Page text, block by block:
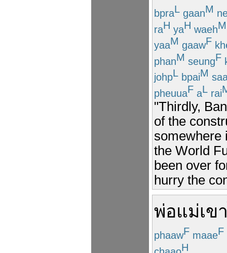
bpraL gaanM
raH yaH waehM
yaaM gaawF
phanM seungF
johpL bpaiM
pheuuaF aL rai
"Thirdly,
of the
somewhere
the World
been over
hurry the
พ่อแม่เข
phaawF maaeF
H